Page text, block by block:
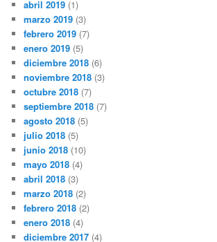
abril 2019 (1)
marzo 2019 (3)
febrero 2019 (7)
enero 2019 (5)
diciembre 2018 (6)
noviembre 2018 (3)
octubre 2018 (7)
septiembre 2018 (7)
agosto 2018 (5)
julio 2018 (5)
junio 2018 (10)
mayo 2018 (4)
abril 2018 (3)
marzo 2018 (2)
febrero 2018 (2)
enero 2018 (4)
diciembre 2017 (4)